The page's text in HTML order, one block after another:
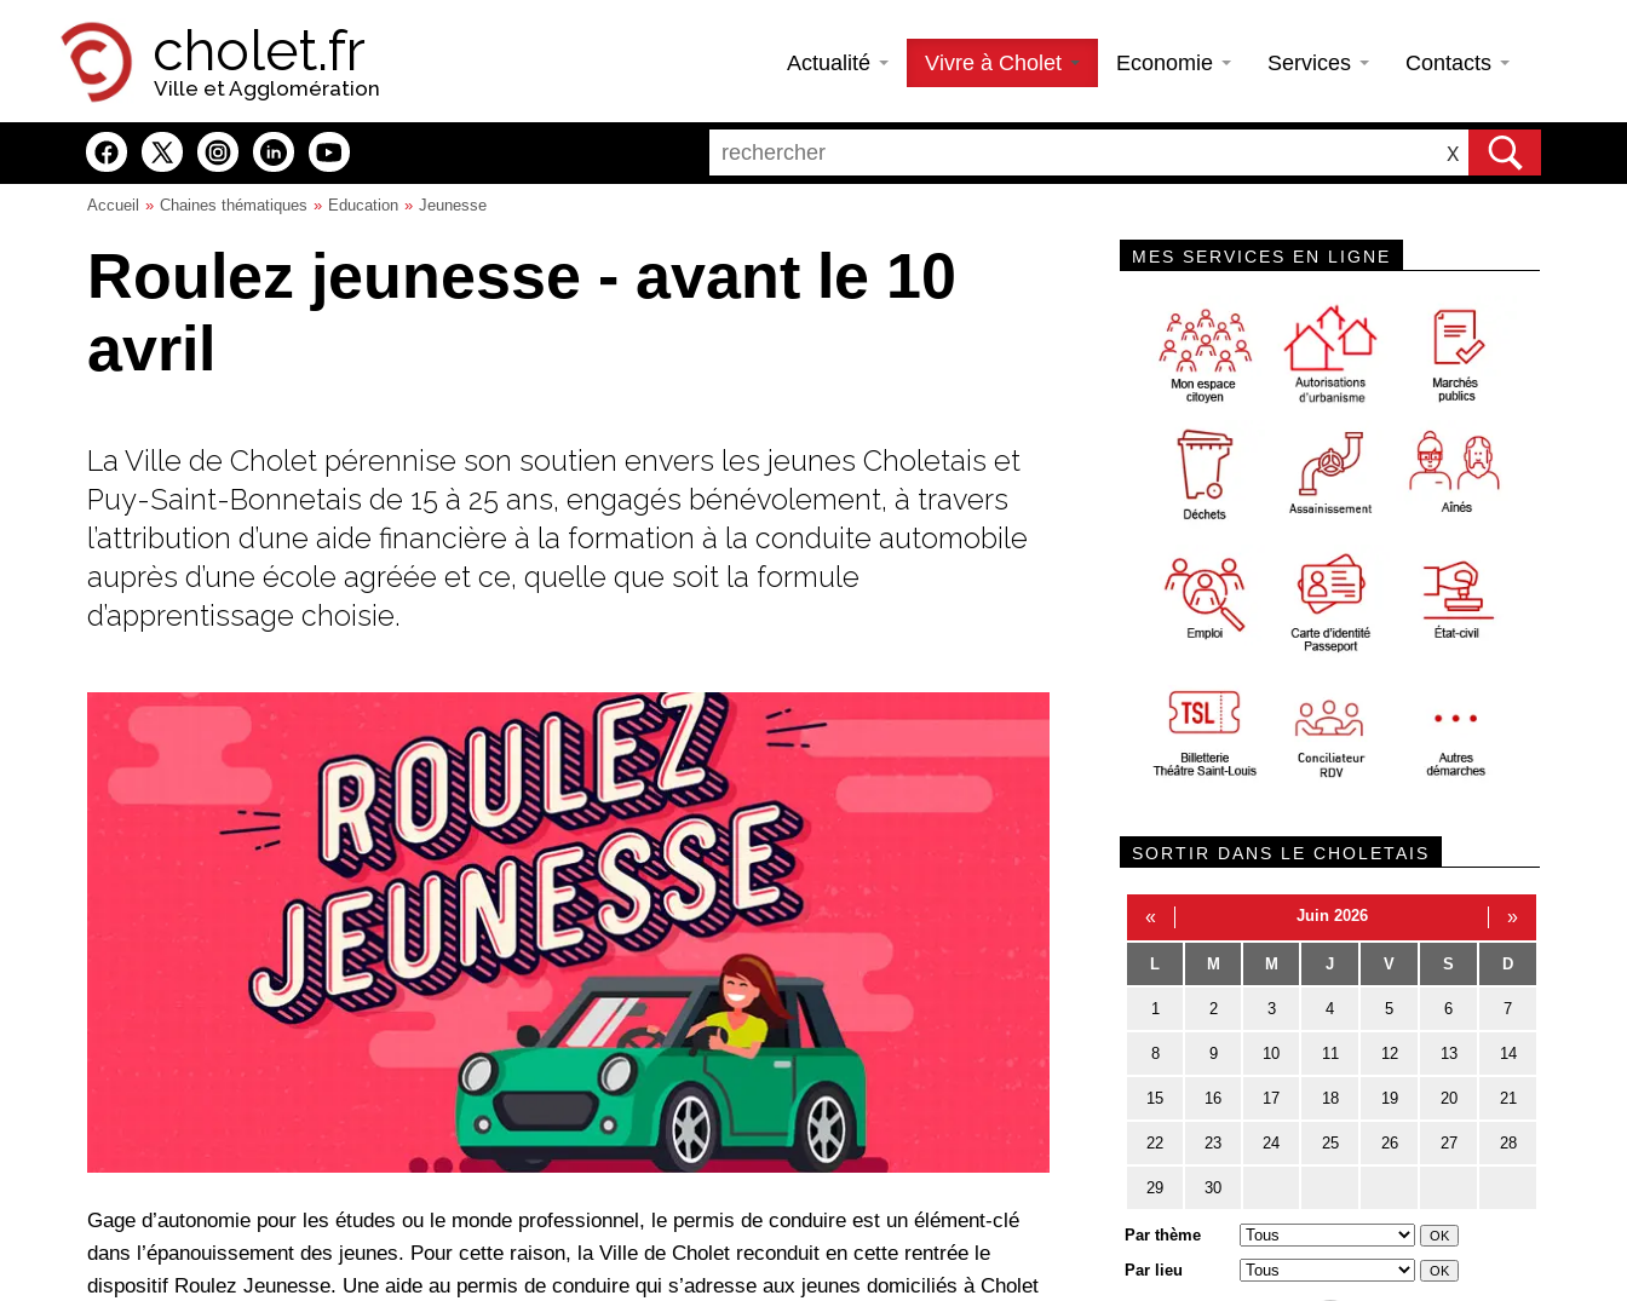
cholet.fr
Ville et Agglomération
Actualité Vivre à Cholet Economie Services Contacts
X
Accueil Chaines thématiques Education Jeunesse
Roulez jeunesse - avant le 10
avril
La Ville de Cholet pérennise son soutien envers les jeunes Choletais et
Puy-Saint-Bonnetais de 15 à 25 ans, engagés bénévolement, à travers
l’attribution d’une aide financière à la formation à la conduite automobile
auprès d’une école agréée et ce, quelle que soit la formule
d’apprentissage choisie.
Gage d’autonomie pour les études ou le monde professionnel, le permis de conduire est un élément-clé
dans l’épanouissement des jeunes. Pour cette raison, la Ville de Cholet reconduit en cette rentrée le
dispositif Roulez Jeunesse. Une aide au permis de conduire qui s’adresse aux jeunes domiciliés à Cholet
MES SERVICES EN LIGNE
SORTIR DANS LE CHOLETAIS
« Juin 2026 »
L M M J V S D
1 2 3 4 5 6 7
8 9 10 11 12 13 14
15 16 17 18 19 20 21
22 23 24 25 26 27 28
29 30
Par thème
Par lieu